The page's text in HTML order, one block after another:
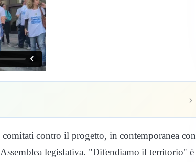
›
contro il progetto, in contemporanea con
legislativa. "Difendiamo il territorio" è